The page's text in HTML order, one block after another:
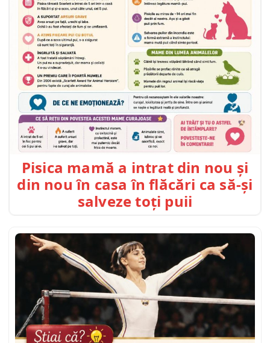
Pisica mamă a intrat din nou și
din nou în casa în flăcări ca să-și
salveze toți puii